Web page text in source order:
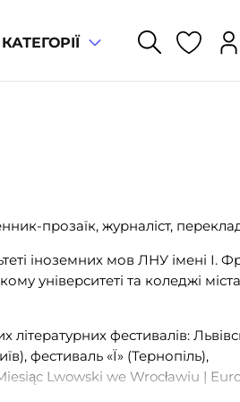
КАТЕГОРІЇ
У кошику немає
прозаїк, журналіст,
іноземних мов ЛНУ імені І.
університеті та коледжі міста
фестивалів:
фестиваль «Ї» (Тернопіль),
Lwowski we Wrocławiu |